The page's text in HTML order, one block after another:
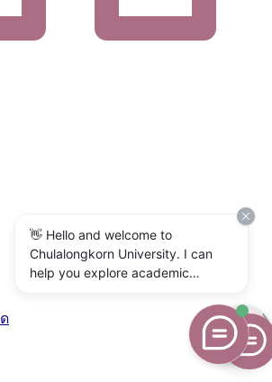
👋 Hello and welcome to
Chulalongkorn University. I can
help you explore academic